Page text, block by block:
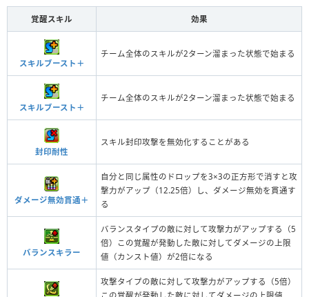
覚醒スキル 効果
スキルブースト＋
チーム全体のスキルが2ターン溜まった状態で始まる
スキルブースト＋
チーム全体のスキルが2ターン溜まった状態で始まる
封印耐性
スキル封印攻撃を無効化することがある
ダメージ無効貫通＋
自分と同じ属性のドロップを3×3の正方形で消すと攻
撃力がアップ（12.25倍）し、ダメージ無効を貫通す
る
バランスキラー
バランスタイプの敵に対して攻撃力がアップする（5
倍）この覚醒が発動した敵に対してダメージの上限
値（カンスト値）が2倍になる
攻撃タイプの敵に対して攻撃力がアップする（5倍）